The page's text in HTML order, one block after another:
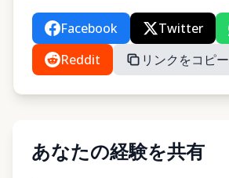
Facebook Twitter
Reddit
リンクをコピー
あなたの経験を共有